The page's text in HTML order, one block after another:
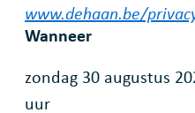
www.dehaan.be/
Wanneer
zondag 30 augustus
uur